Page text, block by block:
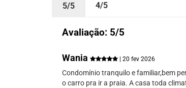
5/5 4/5
Avaliação: 5/5
Wania | 20 fev 2026
Condomínio tranquilo e familiar,bem
o carro pra ir a praia. A casa toda